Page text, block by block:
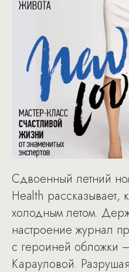
Сдвоенный летний
Health рассказывает,
холодным летом.
настроение журнал
с героиней обложки
Карауловой.